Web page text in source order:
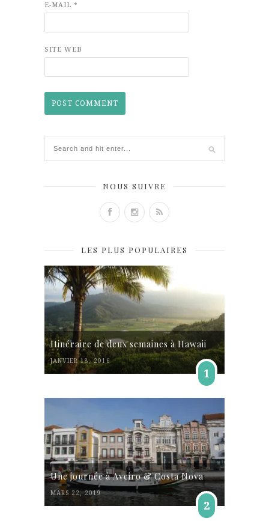
E-MAIL *
SITE WEB
NOUS SUIVRE
LES PLUS POPULAIRES
Itinéraire de deux semaines à Hawaii
JANVIER 18, 2016
1
Une journée à Aveiro & Costa Nova
MARS 22, 2019
2